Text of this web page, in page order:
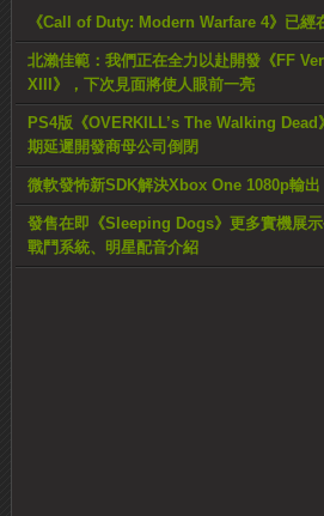
《Call of Duty: Modern Warfare 4》已經
北瀨佳範：我們正在全力以赴開發《FF
XIII》，下次見面將使人眼前一亮
PS4版《OVERKILL’s The Walking Dead
期延遲開發商母公司倒閉
微軟發怖新SDK解決Xbox One 1080p輸出
發售在即《Sleeping Dogs》更多實機展示
戰鬥系統、明星配音介紹